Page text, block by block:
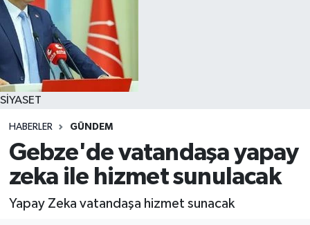
SİYASET
HABERLER GÜNDEM
Gebze'de vatandaşa yapay
zeka ile hizmet sunulacak
Yapay Zeka vatandaşa hizmet sunacak